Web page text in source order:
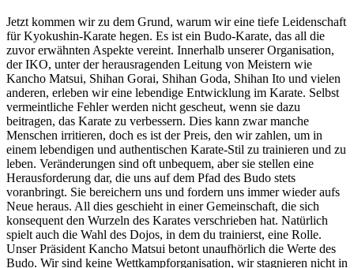
Jetzt kommen wir zu dem Grund, warum wir eine tiefe Leidenschaft
für Kyokushin-Karate hegen. Es ist ein Budo-Karate, das all die
zuvor erwähnten Aspekte vereint. Innerhalb unserer Organisation,
der IKO, unter der herausragenden Leitung von Meistern wie
Kancho Matsui, Shihan Gorai, Shihan Goda, Shihan Ito und vielen
anderen, erleben wir eine lebendige Entwicklung im Karate. Selbst
vermeintliche Fehler werden nicht gescheut, wenn sie dazu
beitragen, das Karate zu verbessern. Dies kann zwar manche
Menschen irritieren, doch es ist der Preis, den wir zahlen, um in
einem lebendigen und authentischen Karate-Stil zu trainieren und zu
leben. Veränderungen sind oft unbequem, aber sie stellen eine
Herausforderung dar, die uns auf dem Pfad des Budo stets
voranbringt. Sie bereichern uns und fordern uns immer wieder aufs
Neue heraus. All dies geschieht in einer Gemeinschaft, die sich
konsequent den Wurzeln des Karates verschrieben hat. Natürlich
spielt auch die Wahl des Dojos, in dem du trainierst, eine Rolle.
Unser Präsident Kancho Matsui betont unaufhörlich die Werte des
Budo. Wir sind keine Wettkampforganisation, wir stagnieren nicht in